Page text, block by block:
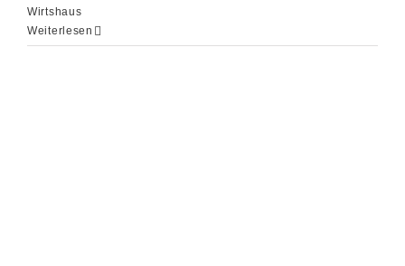
Wirtshaus
Weiterlesen